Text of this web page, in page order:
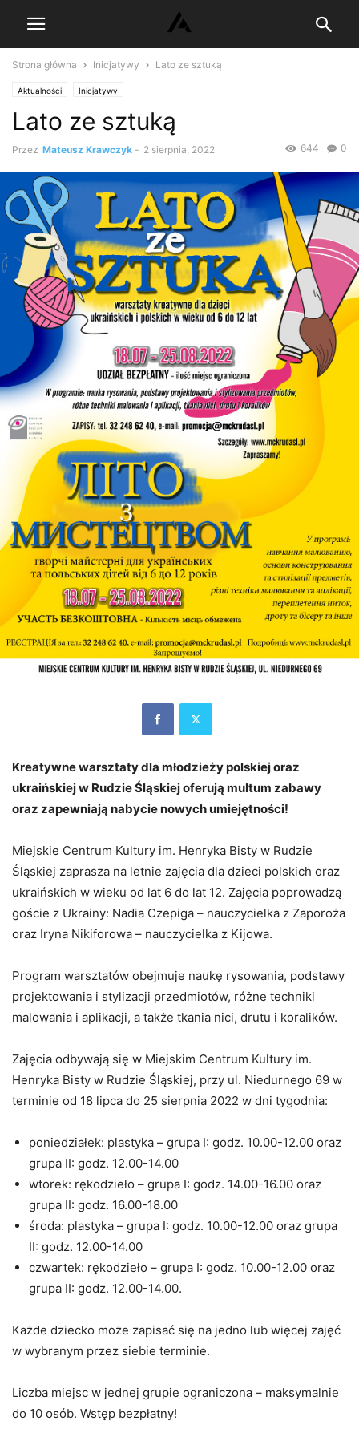
Strona główna Inicjatywy Lato ze sztuką
Aktualności Inicjatywy
Lato ze sztuką
Przez Mateusz Krawczyk - 2 sierpnia, 2022 0
644
Kreatywne warsztaty dla młodzieży polskiej oraz
ukraińskiej w Rudzie Śląskiej oferują multum zabawy
oraz zapewniają nabycie nowych umiejętności!
Miejskie Centrum Kultury im. Henryka Bisty w Rudzie
Śląskiej zaprasza na letnie zajęcia dla dzieci polskich oraz
ukraińskich w wieku od lat 6 do lat 12. Zajęcia poprowadzą
goście z Ukrainy: Nadia Czepiga – nauczycielka z Zaporoża
oraz Iryna Nikiforowa – nauczycielka z Kijowa.
Program warsztatów obejmuje naukę rysowania, podstawy
projektowania i stylizacji przedmiotów, różne techniki
malowania i aplikacji, a także tkania nici, drutu i koralików.
Zajęcia odbywają się w Miejskim Centrum Kultury im.
Henryka Bisty w Rudzie Śląskiej, przy ul. Niedurnego 69 w
terminie od 18 lipca do 25 sierpnia 2022 w dni tygodnia:
poniedziałek: plastyka – grupa I: godz. 10.00-12.00 oraz
grupa II: godz. 12.00-14.00
wtorek: rękodzieło – grupa I: godz. 14.00-16.00 oraz
grupa II: godz. 16.00-18.00
środa: plastyka – grupa I: godz. 10.00-12.00 oraz grupa
II: godz. 12.00-14.00
czwartek: rękodzieło – grupa I: godz. 10.00-12.00 oraz
grupa II: godz. 12.00-14.00.
Każde dziecko może zapisać się na jedno lub więcej zajęć
w wybranym przez siebie terminie.
Liczba miejsc w jednej grupie ograniczona – maksymalnie
do 10 osób. Wstęp bezpłatny!